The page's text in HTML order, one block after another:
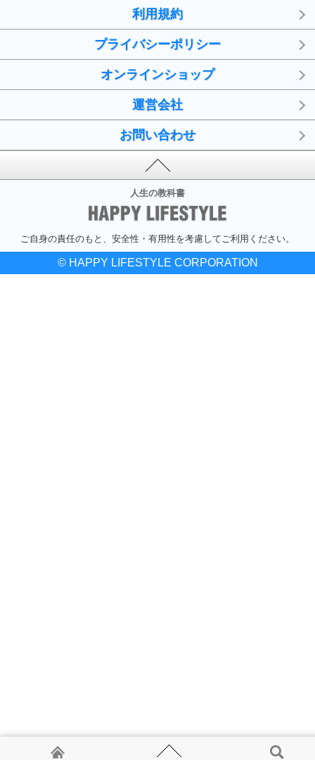
利用規約
プライバシーポリシー
オンラインショップ
運営会社
お問い合わせ
人生の教科書
ご自身の責任のもと、安全性・有用性を考慮してご利用ください。
© HAPPY LIFESTYLE CORPORATION